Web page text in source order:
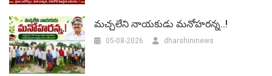
మచ్చలేని నాయకుడు మనోహరన్న..!
05-08-2026 dharshininews